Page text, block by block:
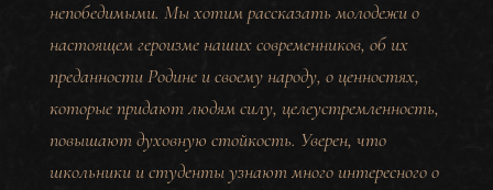
непобедимыми. Мы хотим рассказать молодежи о
настоящем героизме наших современников, об их
преданности Родине и своему народу, о ценностях,
которые придают людям силу, целеустремленность,
повышают духовную стойкость. Уверен, что
школьники и студенты узнают много интересного о